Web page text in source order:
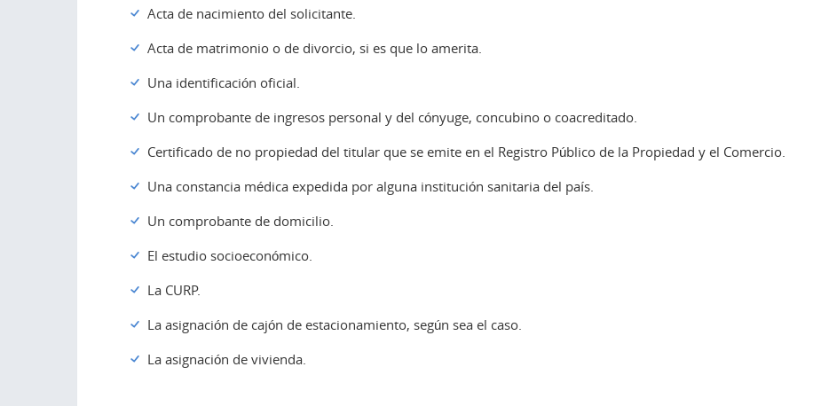
Acta de nacimiento del solicitante.
Acta de matrimonio o de divorcio, si es que lo amerita.
Una identificación oficial.
Un comprobante de ingresos personal y del cónyuge, concubino o coacreditado.
Certificado de no propiedad del titular que se emite en el Registro Público de la Propiedad y el Comercio.
Una constancia médica expedida por alguna institución sanitaria del país.
Un comprobante de domicilio.
El estudio socioeconómico.
La CURP.
La asignación de cajón de estacionamiento, según sea el caso.
La asignación de vivienda.